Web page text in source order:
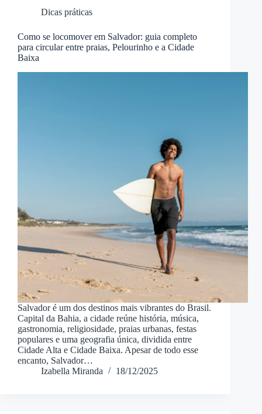
Dicas práticas
Como se locomover em Salvador: guia completo
para circular entre praias, Pelourinho e a Cidade
Baixa
Salvador é um dos destinos mais vibrantes do Brasil.
Capital da Bahia, a cidade reúne história, música,
gastronomia, religiosidade, praias urbanas, festas
populares e uma geografia única, dividida entre
Cidade Alta e Cidade Baixa. Apesar de todo esse
encanto, Salvador…
Izabella Miranda
18/12/2025